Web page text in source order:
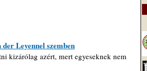
Leyennel szemben
kizárólag azért, mert egyeseknek nem